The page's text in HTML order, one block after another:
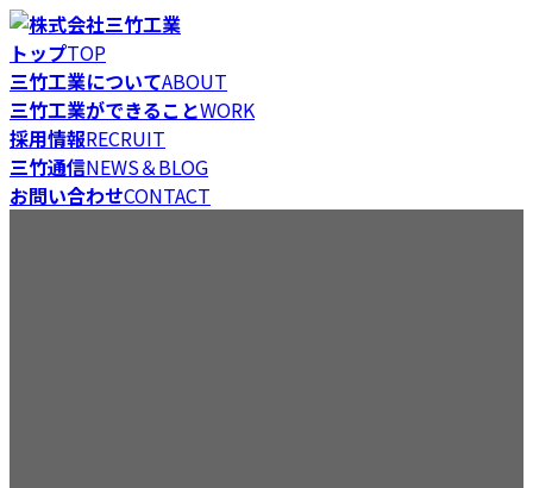
コ
ン
テ
ン
ツ
へ
ス
ナ
ビ
ゲ
ー
シ
ョ
ン
トップTOP
三竹工業についてABOUT
三竹工業ができることWORK
採用情報RECRUIT
三竹通信NEWS＆BLOG
お問い合わせCONTACT